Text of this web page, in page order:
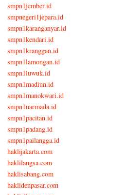
smpn1jember.id
smpnegeri1jepara.id
smpn1karanganyar.id
smpn1kendari.id
smpn1kranggan.id
smpn1lamongan.id
smpn1luwuk.id
smpn1madiun.id
smpn1manokwari.id
smpn1narmada.id
smpn1pacitan.id
smpn1padang.id
smpn1pailangga.id
haklijakarta.com
haklilangsa.com
haklisabang.com
haklidenpasar.com